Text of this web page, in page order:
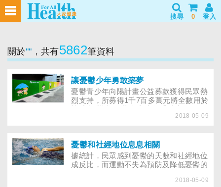
搜尋 0 登入
關於"" ，共有5862筆資料
讓憂鬱少年勇敢築夢
憂鬱青少年向陽計畫公益募款獲得民眾熱
烈支持，所募得1千7百多萬元將全數用於
向期待、擺脫憂鬱情緒！今年衛生署公布
升高4倍多。研究發現，87％的死亡個案
生前患有憂鬱症，有15％的憂鬱症患者死
於自殺。為幫助台灣240萬名青少年擺脫
憂鬱情緒，董氏基金會特別與7-ELEVEN
於四月至六月間合作，進行公益募款，這
2018-05-09
憂鬱和社經地位息息相關
據統計，民眾感到憂鬱的天數和社經地位
成反比，而運動不失為預防及降低憂鬱的
與心理治療亦能提升治療效果。2018-05-09